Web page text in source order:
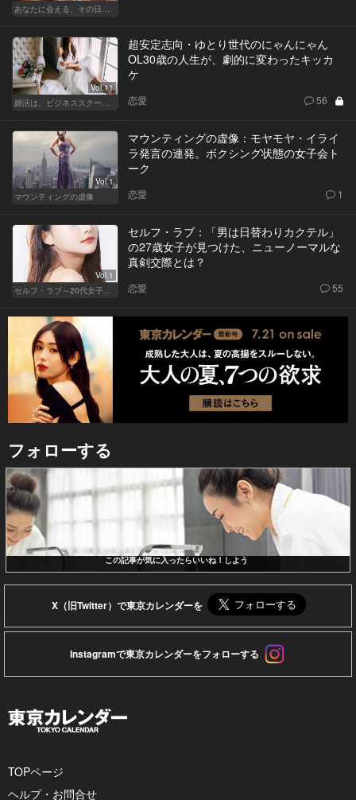
Vol.11
超安定志向・ゆとり世代のにゃんにゃん
OL30歳の人生が、劇的に変わったキッカ
ケ
恋愛 56
Vol.1
マウンティングの虚像
マウンティングの虚像：モヤモヤ・イライ
ラ発言の連発。ボクシング状態の女子会ト
ーク
恋愛 1
Vol.1
セルフ・ラブ：「男は日替わりカクテル」
の27歳女子が見つけた、ニューノーマルな
真剣交際とは？
恋愛 55
フォローする
この記事が気に入ったらいいね！しよう
X（旧Twitter）で東京カレンダーを
Instagramで東京カレンダーをフォローする
TOPページ
ヘルプ・お問合せ